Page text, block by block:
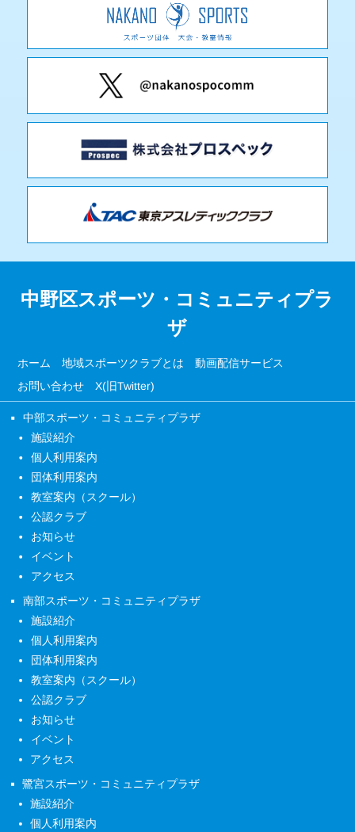
中野区スポーツ・コミュニティプラ
ザ
ホーム 地域スポーツクラブとは 動画配信サービス
お問い合わせ X(旧Twitter)
中部スポーツ・コミュニティプラザ
施設紹介
個人利用案内
団体利用案内
教室案内（スクール）
公認クラブ
お知らせ
イベント
アクセス
南部スポーツ・コミュニティプラザ
施設紹介
個人利用案内
団体利用案内
教室案内（スクール）
公認クラブ
お知らせ
イベント
アクセス
鷺宮スポーツ・コミュニティプラザ
施設紹介
個人利用案内